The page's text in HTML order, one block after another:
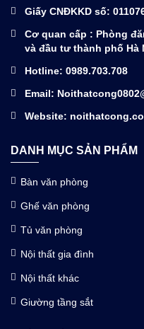
Giấy CNĐKKD số:
Cơ quan cấp : Phòng
và đầu tư thành phố Hà
Hotline: 0989.703.708
Email:
Website:
DANH MỤC SẢN PHẨM
Bàn văn phòng
Ghế văn phòng
Tủ văn phòng
Nội thất gia đình
Nội thất khác
Giường tầng sắt